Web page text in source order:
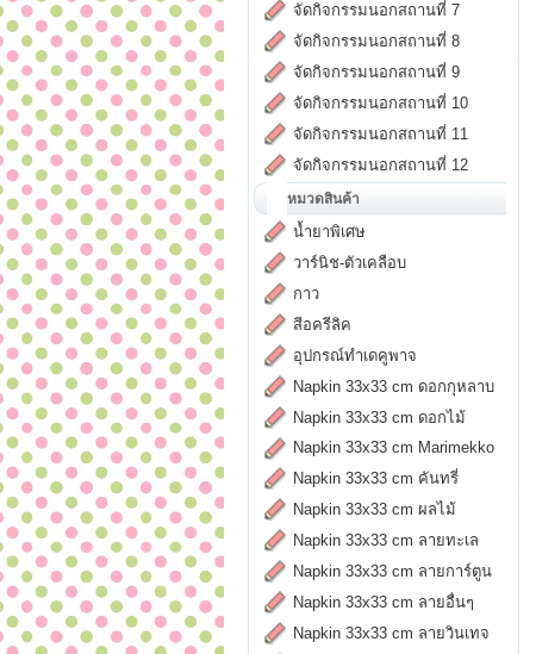
จัดกิจกรรมนอกสถานที่ 7
จัดกิจกรรมนอกสถานที่ 8
จัดกิจกรรมนอกสถานที่ 9
จัดกิจกรรมนอกสถานที่ 10
จัดกิจกรรมนอกสถานที่ 11
จัดกิจกรรมนอกสถานที่ 12
หมวดสินค้า
น้ำยาพิเศษ
วาร์นิช-ตัวเคลือบ
กาว
สีอครีลิค
อุปกรณ์ทำเดคูพาจ
Napkin 33x33 cm ดอกกุหลาบ
Napkin 33x33 cm ดอกไม้
Napkin 33x33 cm Marimekko
Napkin 33x33 cm คันทรี่
Napkin 33x33 cm ผลไม้
Napkin 33x33 cm ลายทะเล
Napkin 33x33 cm ลายการ์ตูน
Napkin 33x33 cm ลายอื่นๆ
Napkin 33x33 cm ลายวินเทจ